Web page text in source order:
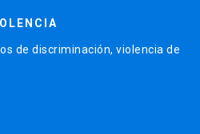
de discriminación, violencia de